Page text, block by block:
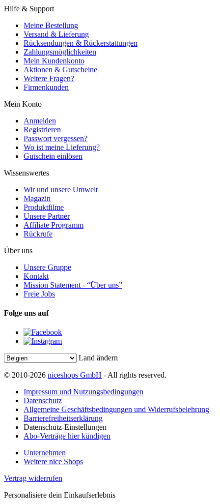
Hilfe & Support
Meine Bestellung
Versand & Lieferung
Rücksendungen & Rückerstattungen
Zahlungsmöglichkeiten
Mein Kundenkonto
Aktionen & Gutscheine
Weitere Fragen?
Firmenkunden
Mein Konto
Anmelden
Registrieren
Passwort vergessen?
Wo ist meine Lieferung?
Gutschein einlösen
Wissenswertes
Wir und unsere Umwelt
Magazin
Produktfilme
Unsere Partner
Affiliate Programm
Rückrufe
Über uns
Unsere Gruppe
Kontakt
Mission Statement - “Über uns”
Freie Jobs
Folge uns auf
Land ändern
© 2010-2026 niceshops GmbH - All rights reserved.
Impressum und Nutzungsbedingungen
Datenschutz
Allgemeine Geschäftsbedingungen und Widerrufsbelehrung
Barrierefreiheitserklärung
Datenschutz-Einstellungen
Abo-Verträge hier kündigen
Unternehmen
Weitere nice Shops
Vertrag widerrufen
Personalisiere dein Einkaufserlebnis